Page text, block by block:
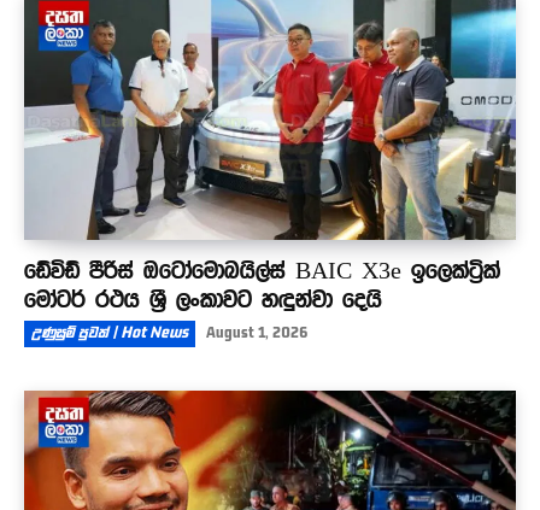
ඩේවිඩ් පීරිස් ඔටෝමොබයිල්ස් BAIC X3e ඉලෙක්ට්‍රික්
මෝටර් රථය ශ්‍රී ලංකාවට හඳුන්වා දෙයි
උණුසුම් පුවත් | Hot News August 1, 2026